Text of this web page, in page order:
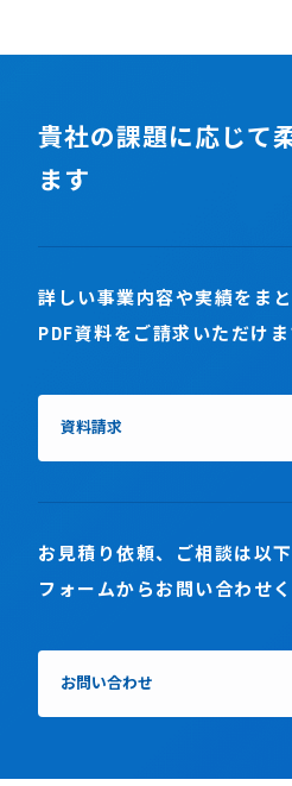
貴社の課題に応じて
ます
詳しい事業内容や実績をま
PDF資料をご請求いただけ
資料請求
お見積り依頼、ご相談は以
フォームからお問い合わせ
お問い合わせ